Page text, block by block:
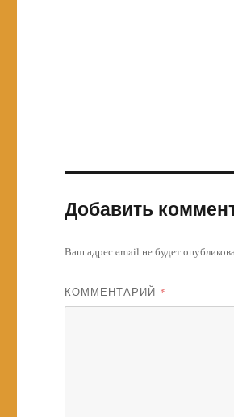
Добавить
Ваш адрес email не будет
КОММЕНТАРИЙ *